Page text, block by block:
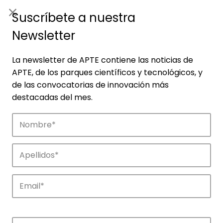
Empresas
Descubre las empresas que impulsan la
innovación en los parques de APTE.
Suscríbete a nuestra
Newsletter
La newsletter de APTE contiene las noticias de
APTE, de los parques científicos y tecnológicos, y
de las convocatorias de innovación más
destacadas del mes.